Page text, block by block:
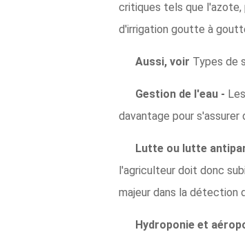
critiques tels que l'azote,
d'irrigation goutte à
Aussi, voir Types de
Gestion de l'eau -
davantage pour
Lutte ou lutte
l'agriculteur doit donc
majeur dans la détection
Hydroponie et